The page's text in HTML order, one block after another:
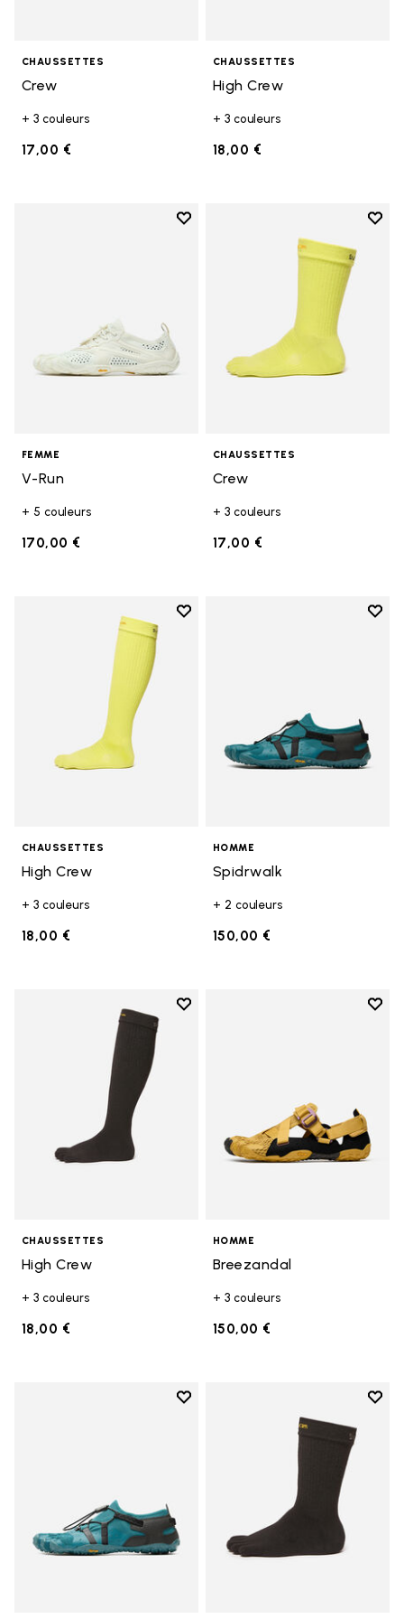
CHAUSSETTES
Crew
+ 3 couleurs
17,00 €
CHAUSSETTES
High Crew
+ 3 couleurs
18,00 €
Add to wishlist
Add to wishlist V-Run
FEMME
V-Run
+ 5 couleurs
170,00 €
Add
CHAUSSETTES
Crew
+ 3 couleurs
17,00 €
Add to wishlist
CHAUSSETTES
High Crew
+ 3 couleurs
18,00 €
Add
HOMME
Spidrwalk
+ 2 couleurs
150,00 €
Add to wishlist
CHAUSSETTES
High Crew
+ 3 couleurs
18,00 €
Add
HOMME
Breezandal
+ 3 couleurs
150,00 €
Add to wishlist
Add to wishlist Spidrwalk
Add